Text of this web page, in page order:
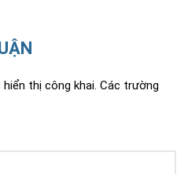
thị công khai. Các trường